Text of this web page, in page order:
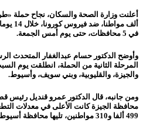
ألف
في 5 محافظات، حتى يوم أمس الجمعة.
وأوضح الدكتور حسام عبدالغفار المتحدث
والجيزة، والقليوبية، وبني سويف، وأسيوط.
ومن جانبه، قال الدكتور عمرو قنديل رئيس
محافظة الجيزة كانت الأعلى في معدلات
499 ألفا و310 مواطنين، تليها محافظة أسيوط بتطعيم 498 ألفا و623 مواطنا.